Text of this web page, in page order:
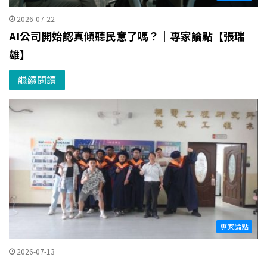
2026-07-22
AI公司開始認真傾聽民意了嗎？｜專家論點【張瑞
雄】
繼續閱讀
專家論點
2026-07-13